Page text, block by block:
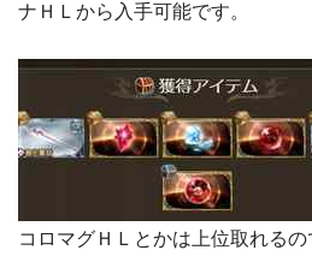
ナＨＬから入手可能です。
コロマグＨＬとかは上位取れる